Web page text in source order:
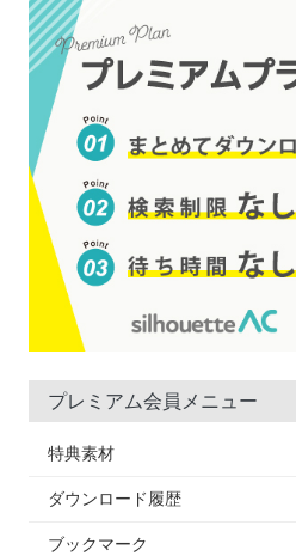
プレミアム会員メニュー
特典素材
ダウンロード履歴
ブックマーク